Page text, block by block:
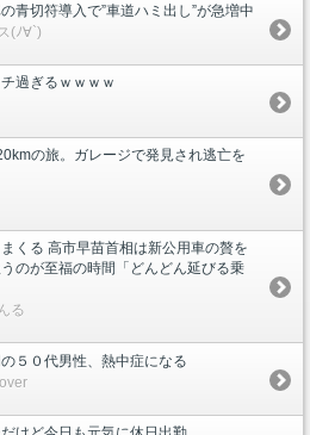
青切符導入で”車道ハミ出し”が急増中
(ﾉ∀`)
過ぎるｗｗｗｗ
の旅。ガレージで発見され逃亡を
くる 高市早苗首相は新公用車の贅を
のが至福の時間「どんどん延びる乗
る
５０代男性、熱中症になる